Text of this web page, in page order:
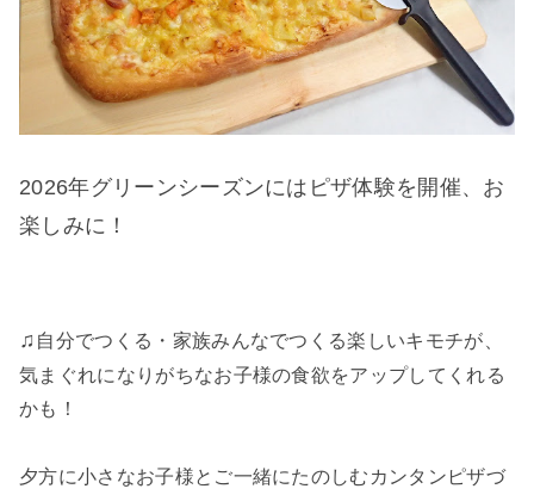
2026年グリーンシーズンにはピザ体験を開催、お
楽しみに！
♫ 自分でつくる・家族みんなでつくる楽しいキモチが、
気まぐれになりがちなお子様の食欲をアップしてくれる
かも！
夕方に小さなお子様とご一緒にたのしむカンタンピザづ